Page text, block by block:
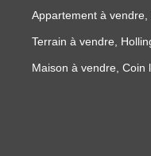
Appartement à
Terrain à vendre,
Maison à vendre, Coin